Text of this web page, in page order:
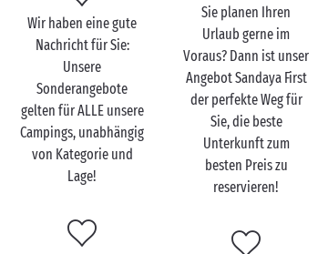
unsere Vorteilspreise, um sogar in der Hauptsaison
ein preisgünstiges Mobilheim zu finden!
Wir haben eine gute
Nachricht für Sie:
Unsere
Sonderangebote
gelten für ALLE unsere
Campings, unabhängig
von Kategorie und
Lage!
Sie planen Ihren
Urlaub gerne im
Voraus? Dann ist unser
Angebot Sandaya First
der perfekte Weg für
Sie, die beste
Unterkunft zum
besten Preis zu
reservieren!